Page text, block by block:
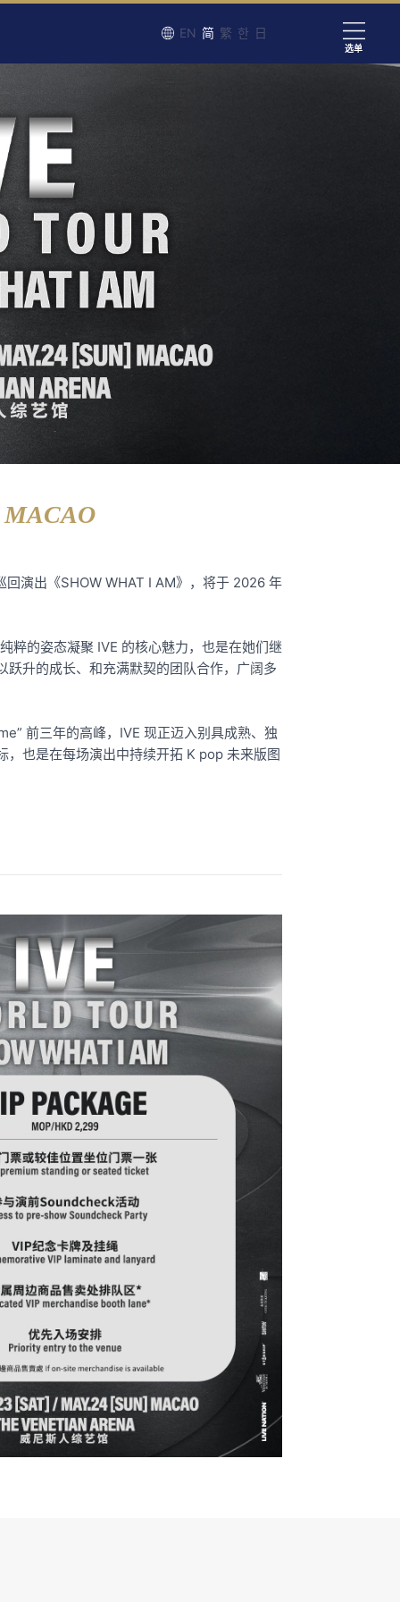
EN 简 繁 한 日
选单
回演出《SHOW WHAT I AM》，将于 2026 年
粹的姿态凝聚 IVE 的核心魅力，也是在她们继
升的成长、和充满默契的团队合作，广阔多
前三年的高峰，IVE 现正迈入别具成熟、独
，也是在每场演出中持续开拓 K pop 未来版图